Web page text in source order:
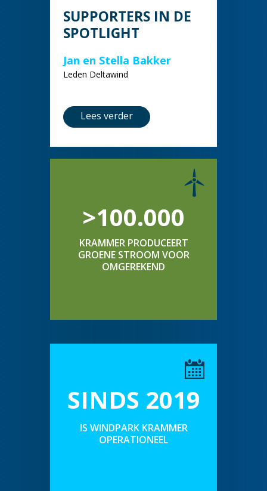
SUPPORTERS IN DE
SPOTLIGHT
Jan en Stella Bakker
Leden Deltawind
Lees verder
>100.000
KRAMMER PRODUCEERT
GROENE STROOM VOOR
OMGEREKEND
SINDS 2019
IS WINDPARK KRAMMER
OPERATIONEEL